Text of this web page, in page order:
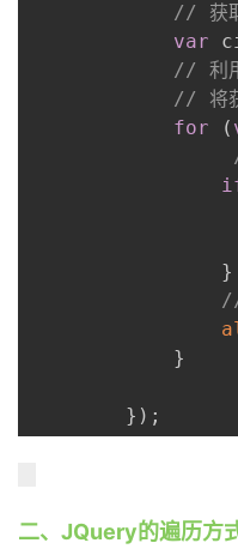
// 获
var
// 利
// 将
for
(
}
}
} ) ;
二、JQuery的遍历方